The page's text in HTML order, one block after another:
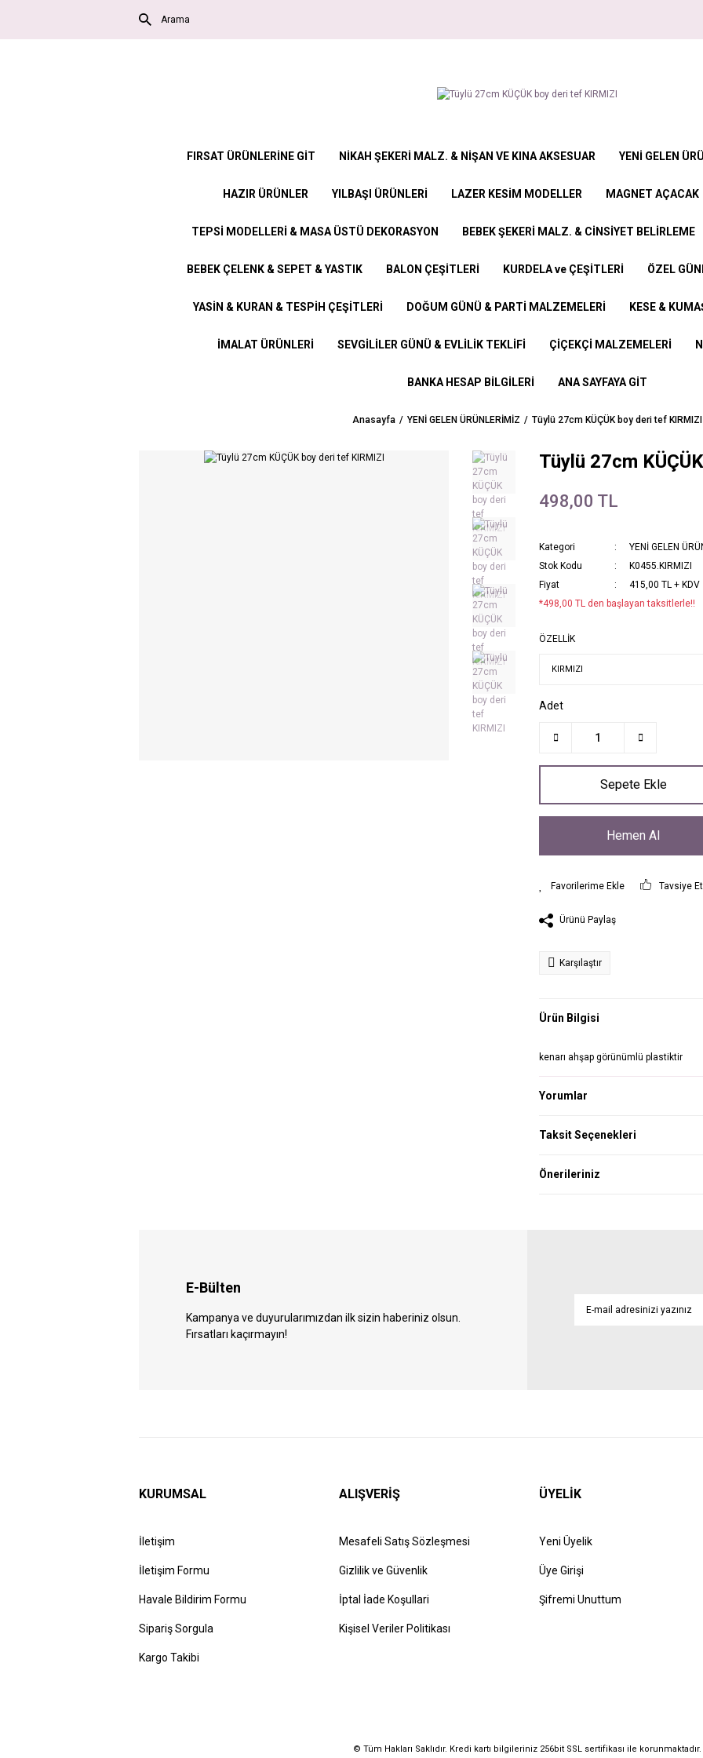
FIRSAT ÜRÜNLERİNE GİT NİKAH ŞEKERİ MALZ. & NİŞAN VE KINA AKSESUAR YENİ GELEN
HAZIR ÜRÜNLER YILBAŞI ÜRÜNLERİ LAZER KESİM MODELLER MAGNET AÇACAK
TEPSİ MODELLERİ & MASA ÜSTÜ DEKORASYON BEBEK ŞEKERİ MALZ. & CİNSİYET BELİRLEME
BEBEK ÇELENK & SEPET & YASTIK BALON ÇEŞİTLERİ KURDELA ve ÇEŞİTLERİ ÖZEL
YASİN & KURAN & TESPİH ÇEŞİTLERİ DOĞUM GÜNÜ & PARTİ MALZEMELERİ KESE &
İMALAT ÜRÜNLERİ SEVGİLİLER GÜNÜ & EVLİLİK TEKLİFİ ÇİÇEKÇİ MALZEMELERİ
BANKA HESAP BİLGİLERİ ANA SAYFAYA GİT
Anasayfa YENİ GELEN ÜRÜNLERİMİZ Tüylü 27cm KÜÇÜK boy deri tef KIRMIZI
Tüylü 27cm
498,00 TL
Kategori
YENİ GELEN
Stok Kodu
K0455.KIRMIZI
Fiyat
415,00 TL + KDV
*498,00 TL den başlayan taksitlerle!!
ÖZELLİK
Adet
Sepete Ekle
Hemen Al
Tavsiye Et
Ürünü Paylaş
Karşılaştır
Ürün Bilgisi
kenarı ahşap görünümlü plastiktir
Yorumlar
Taksit Seçenekleri
Önerileriniz
E-Bülten
Kampanya ve duyurularımızdan ilk sizin haberiniz olsun.
Fırsatları kaçırmayın!
KURUMSAL
İletişim
İletişim Formu
Havale Bildirim Formu
Sipariş Sorgula
Kargo Takibi
ALIŞVERİŞ
Mesafeli Satış Sözleşmesi
Gizlilik ve Güvenlik
İptal İade Koşullari
Kişisel Veriler Politikası
ÜYELİK
Yeni Üyelik
Üye Girişi
Şifremi Unuttum
© Tüm Hakları Saklıdır. Kredi kartı bilgileriniz 256bit SSL sertifikası ile korunmaktadır.